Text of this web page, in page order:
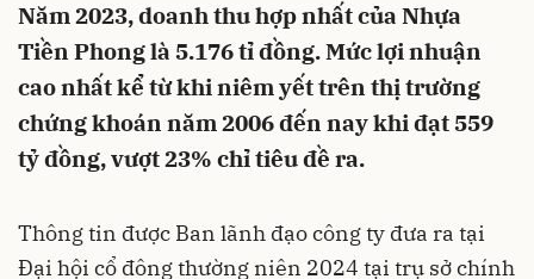
Năm 2023, doanh thu hợp nhất của Nhựa
Tiền Phong là 5.176 tỉ đồng. Mức lợi nhuận
cao nhất kể từ khi niêm yết trên thị trường
chứng khoán năm 2006 đến nay khi đạt 559
tỷ đồng, vượt 23% chỉ tiêu đề ra.
Thông tin được Ban lãnh đạo công ty đưa ra tại
Đại hội cổ đông thường niên 2024 tại trụ sở chính
Hủy